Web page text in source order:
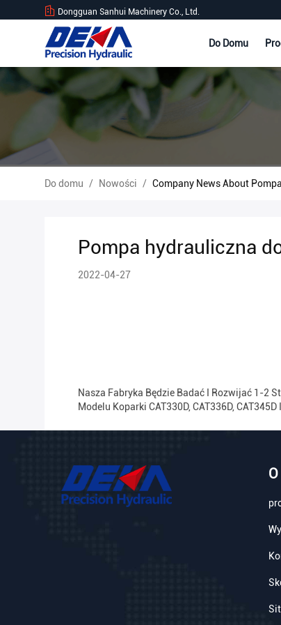
Dongguan Sanhui Machinery Co., Ltd.
Do Domu
Do domu / Nowości / Company News About
Pompa hydrauliczna
2022-04-27
Nasza Fabryka Będzie Badać I Rozwijać 1-2
Modelu Koparki CAT330D, CAT336D,
O